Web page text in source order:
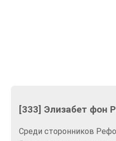
[333] Элизабет фон
Среди сторонников